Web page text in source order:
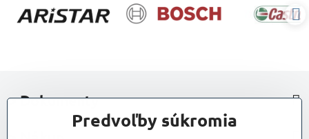
> Dokumenty
Predvoľby súkromia